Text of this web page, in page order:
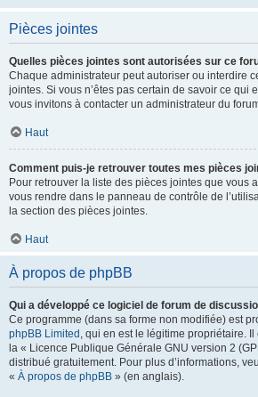
Pièces jointes
Quelles pièces jointes sont autorisées sur ce
Chaque administrateur peut autoriser ou interdire
jointes. Si vous n’êtes pas certain de savoir ce qui
vous invitons à contacter un administrateur du
Haut
Comment puis-je retrouver toutes mes pièces
Pour retrouver la liste des pièces jointes que vous
vous rendre dans le panneau de contrôle de
la section des pièces jointes.
Haut
À propos de phpBB
Qui a développé ce logiciel de forum de
Ce programme (dans sa forme non modifiée) est
phpBB Limited , qui en est le légitime propriétaire.
la « Licence Publique Générale GNU version 2
distribué gratuitement. Pour plus d’informations,
« À propos de phpBB » (en anglais).